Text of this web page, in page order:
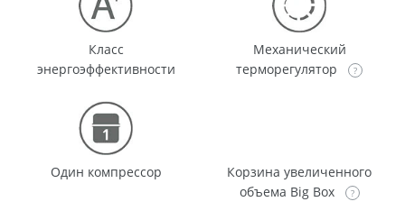
Класс
энергоэффективности
Механический
терморегулятор
Один компрессор
Корзина увеличенного
объема Big Box